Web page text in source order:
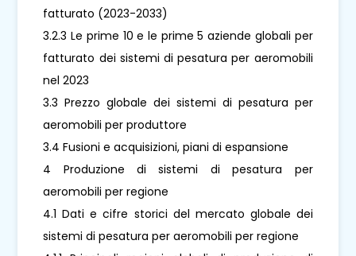
fatturato (2023-2033)
3.2.3 Le prime 10 e le prime 5 aziende globali per
fatturato dei sistemi di pesatura per aeromobili
nel 2023
3.3 Prezzo globale dei sistemi di pesatura per
aeromobili per produttore
3.4 Fusioni e acquisizioni, piani di espansione
4 Produzione di sistemi di pesatura per
aeromobili per regione
4.1 Dati e cifre storici del mercato globale dei
sistemi di pesatura per aeromobili per regione